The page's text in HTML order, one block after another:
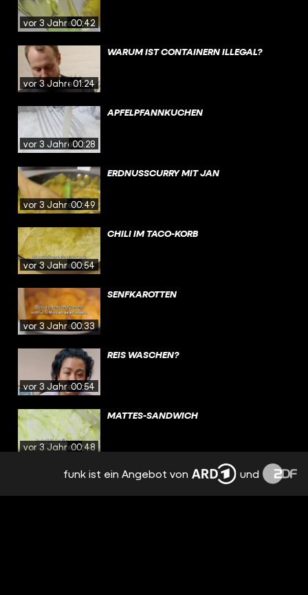
vor 3 Jahren00:42
vor 3 Jahren01:24
WARUM IST CONTAINERN ILLEGAL?
vor 3 Jahren00:28
APFELPFANNKUCHEN
vor 3 Jahren00:49
ERDNUSSCURRY MIT JAN
vor 3 Jahren00:54
CHILI IM TACO-KORB
vor 3 Jahren00:33
SENFKAROTTEN
vor 3 Jahren00:54
REIS WASCHEN?
vor 3 Jahren00:48
MATTES-SANDWICH
DEFTIGE SCHUPFNUDELN
funk ist ein Angebot von und